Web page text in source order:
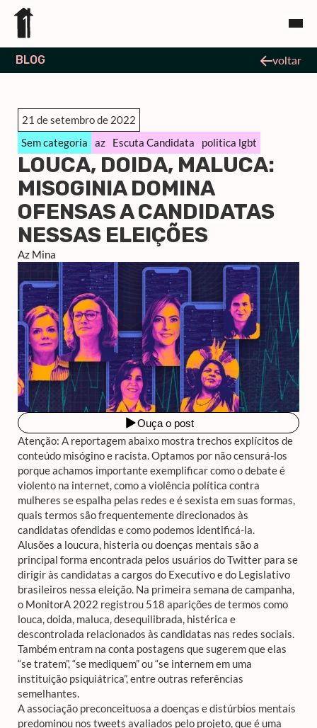
BLOG voltar
21 de setembro de 2022
Sem categoria
az Escuta Candidata politica lgbt
LOUCA, DOIDA, MALUCA:
MISOGINIA DOMINA
OFENSAS A CANDIDATAS
NESSAS ELEIÇÕES
Az Mina
Atenção: A reportagem abaixo mostra trechos explícitos de
conteúdo misógino e racista. Optamos por não censurá-los
porque achamos importante exemplificar como o debate é
violento na internet, como a violência política contra
mulheres se espalha pelas redes e é sexista em suas formas,
quais termos são frequentemente direcionados às
candidatas ofendidas e como podemos identificá-la.
Alusões a loucura, histeria ou doenças mentais são a
principal forma encontrada pelos usuários do Twitter para se
dirigir às candidatas a cargos do Executivo e do Legislativo
brasileiros nessa eleição. Na primeira semana de campanha,
o MonitorA 2022 registrou 518 aparições de termos como
louca, doida, maluca, desequilibrada, histérica e
descontrolada relacionados às candidatas nas redes sociais.
Também entram na conta postagens que sugerem que elas
“se tratem”, “se mediquem” ou “se internem em uma
instituição psiquiátrica”, entre outras referências
semelhantes.
A associação preconceituosa a doenças e distúrbios mentais
predominou nos tweets avaliados pelo projeto, que é uma